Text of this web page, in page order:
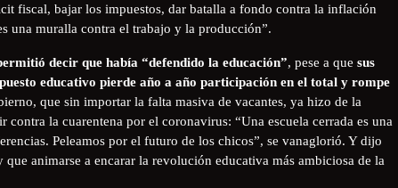
fiscal, bajar los impuestos, dar batalla a fondo contra la inflación
una muralla contra el trabajo y la producción”.
decir que había “defendido la educación”, pese a que sus
educativo pierde año a año participación en el total y rompe
que sin importar la falta masiva de vacantes, ya hizo de la
contra la cuarentena por el coronavirus: “Una escuela cerrada es una
Peleamos por el futuro de los chicos”, se vanaglorió. Y dijo
animarse a encarar la revolución educativa más ambiciosa de la